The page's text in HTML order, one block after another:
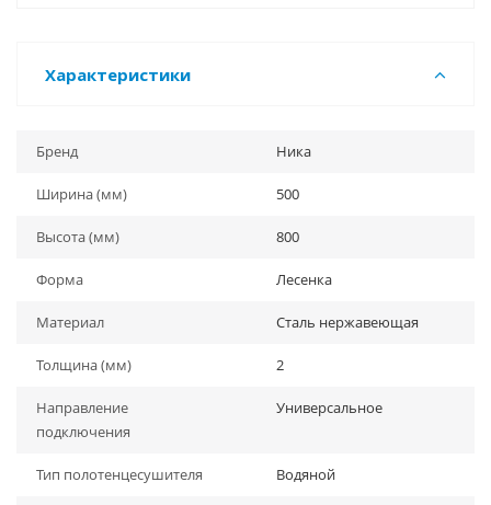
Характеристики
Бренд Ника
Ширина (мм) 500
Высота (мм) 800
Форма Лесенка
Материал Сталь нержавеющая
Толщина (мм) 2
Направление
подключения
Универсальное
Тип полотенцесушителя Водяной